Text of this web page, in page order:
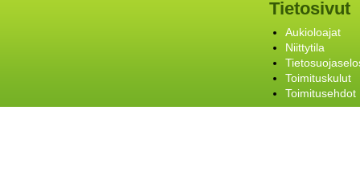
Tietosivut
Aukioloajat
Niittytila
Toimituskulut
Toimitusehdot